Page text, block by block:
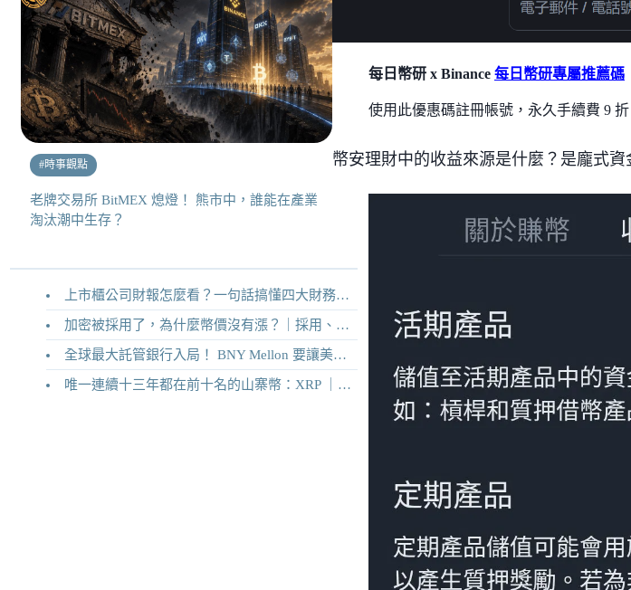
#時事觀點
老牌交易所 BitMEX 熄燈！ 熊市中，誰能在產業
淘汰潮中生存？
上市櫃公司財報怎麼看？一句話搞懂四大財務報表
加密被採用了，為什麼幣價沒有漲？｜採用、收入與代幣價值捕獲
全球最大託管銀行入局！ BNY Mellon 要讓美債交易 24/7 不打烊
唯一連續十三年都在前十名的山寨幣：XRP ｜Ripple 2026 介紹
每日幣研 x Binance 每日幣研專屬推薦碼
使用此優惠碼註冊帳號，永久手續費 9 折
幣安理財中的收益來源是什麼？是龐式資